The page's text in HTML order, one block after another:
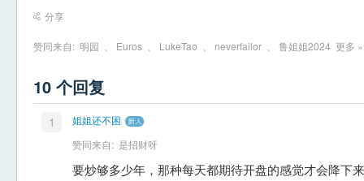
分享
赞同来自: 明园 Euros LukeTao neverfailor 鲁姐姐2024 更多 »
10 个回复
1
姐姐还不困
赞同来自: 是招财呀
要炒够多少年，那种每天都期待开盘的感觉才会降下